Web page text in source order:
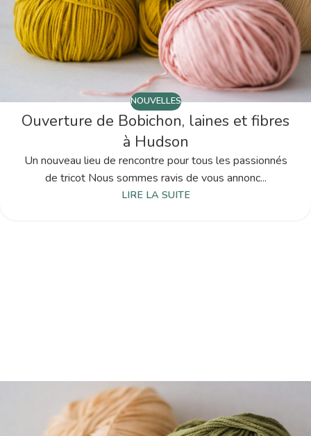
NOUVELLES
Ouverture de Bobichon, laines et fibres
à Hudson
Un nouveau lieu de rencontre pour tous les passionnés
de tricot Nous sommes ravis de vous annonc...
LIRE LA SUITE